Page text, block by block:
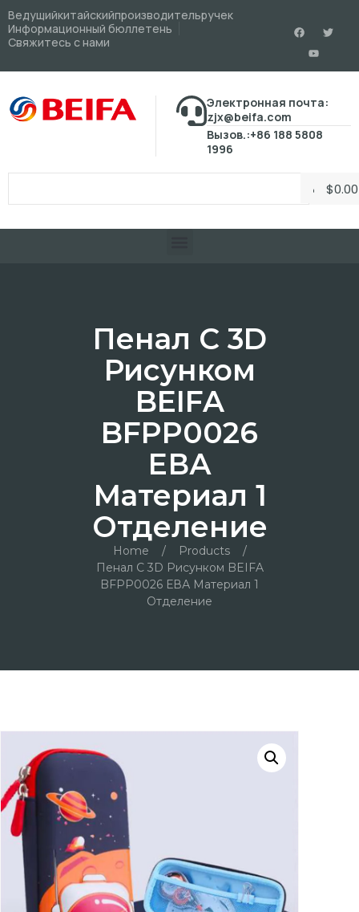
Ведущийкитайскийпроизводительручек
Информационный бюллетень
Свяжитесь с нами
Электронная почта:
zjx@beifa.com
Вызов.:+86 188 5808
1996
$0.00
Пенал С 3D
Рисунком
BEIFA
BFPP0026
ЕВА
Материал 1
Отделение
Home / Products
/
Пенал С 3D Рисунком BEIFA
BFPP0026 ЕВА Материал 1
Отделение